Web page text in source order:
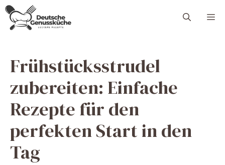
Skip
content
Frühstücksstrudel
zubereiten: Einfache
Rezepte für den
perfekten Start in den
Tag